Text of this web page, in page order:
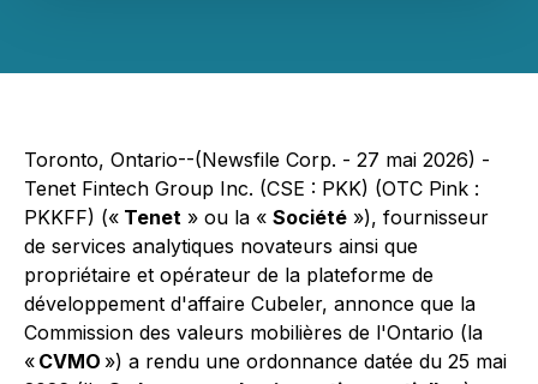
Toronto, Ontario--(Newsfile Corp. - 27 mai 2026) -
Tenet Fintech Group Inc. (CSE : PKK) (OTC Pink :
PKKFF) (« Tenet » ou la « Société »), fournisseur
de services analytiques novateurs ainsi que
propriétaire et opérateur de la plateforme de
développement d'affaire Cubeler, annonce que la
Commission des valeurs mobilières de l'Ontario (la
« CVMO ») a rendu une ordonnance datée du 25 mai